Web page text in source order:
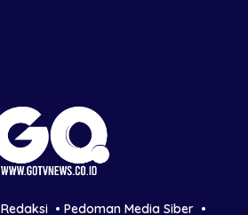
Redaksi Pedoman Media Siber